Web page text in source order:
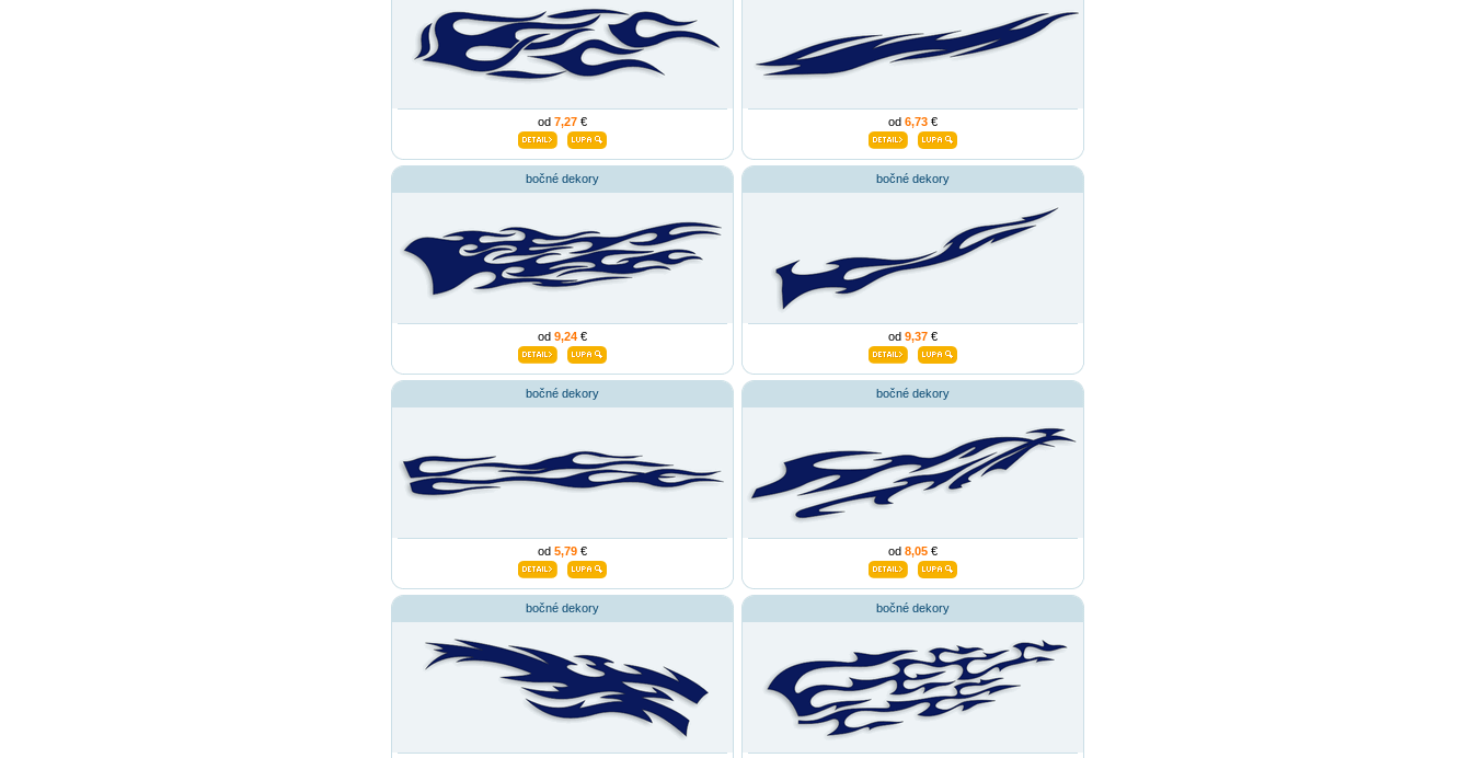
od 7,27€ od 6,73€
bočné dekory
od 9,24€
bočné dekory
od 9,37€
bočné dekory
od 5,79€
bočné dekory
od 8,05€
bočné dekory bočné dekory